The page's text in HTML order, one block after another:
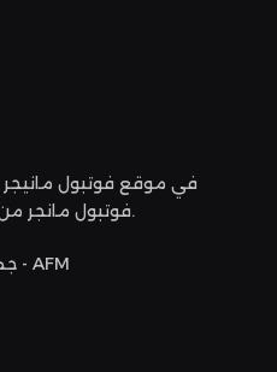
في موقع فوتبول
فوتبول مانجر من نصائح كروية وتكتيكات عصرية.
جميع الحقوق محفوظة © 2024 - AFM